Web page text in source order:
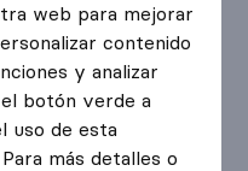
0
i
otrasempresas de
web para mejorar
contenido
y analizar
botón verde a
uso de esta
más detalles o